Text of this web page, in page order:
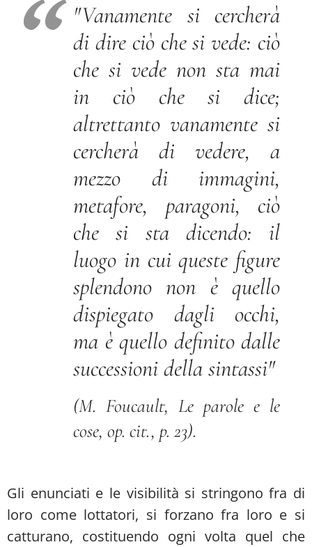
"Vanamente si cercherà
di dire ciò che si vede: ciò
che si vede non sta mai
in ciò che si dice;
altrettanto vanamente si
cercherà di vedere, a
mezzo di immagini,
metafore, paragoni, ciò
che si sta dicendo: il
luogo in cui queste figure
splendono non è quello
dispiegato dagli occhi,
ma è quello definito dalle
successioni della sintassi"
(M. Foucault, Le parole e le
cose, op. cit., p. 23).
Gli enunciati e le visibilità si stringono fra di
loro come lottatori, si forzano fra loro e si
catturano, costituendo ogni volta quel che